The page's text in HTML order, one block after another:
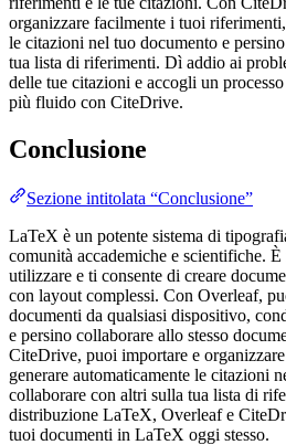
organizzare facilmente i tuoi
le citazioni nel tuo documento e
tua lista di riferimenti. Dì addio ai
delle tue citazioni e accogli un
più fluido con CiteDrive.
Conclusione
Sezione intitolata “Conclusione”
LaTeX è un potente sistema di
comunità accademiche e scientifiche.
utilizzare e ti consente di creare
con layout complessi. Con Overleaf,
documenti da qualsiasi dispositivo,
e persino collaborare allo stesso
CiteDrive, puoi importare e
generare automaticamente le citazioni
collaborare con altri sulla tua lista di
distribuzione LaTeX, Overleaf e
tuoi documenti in LaTeX oggi stesso.